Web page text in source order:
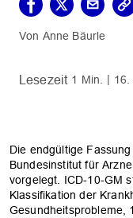
Anne Bäurle
1 Min. 16.
Die endgültige
Bundesinstitut für
vorgelegt. ICD-10-GM
Klassifikation der
Gesundheitsprobleme,